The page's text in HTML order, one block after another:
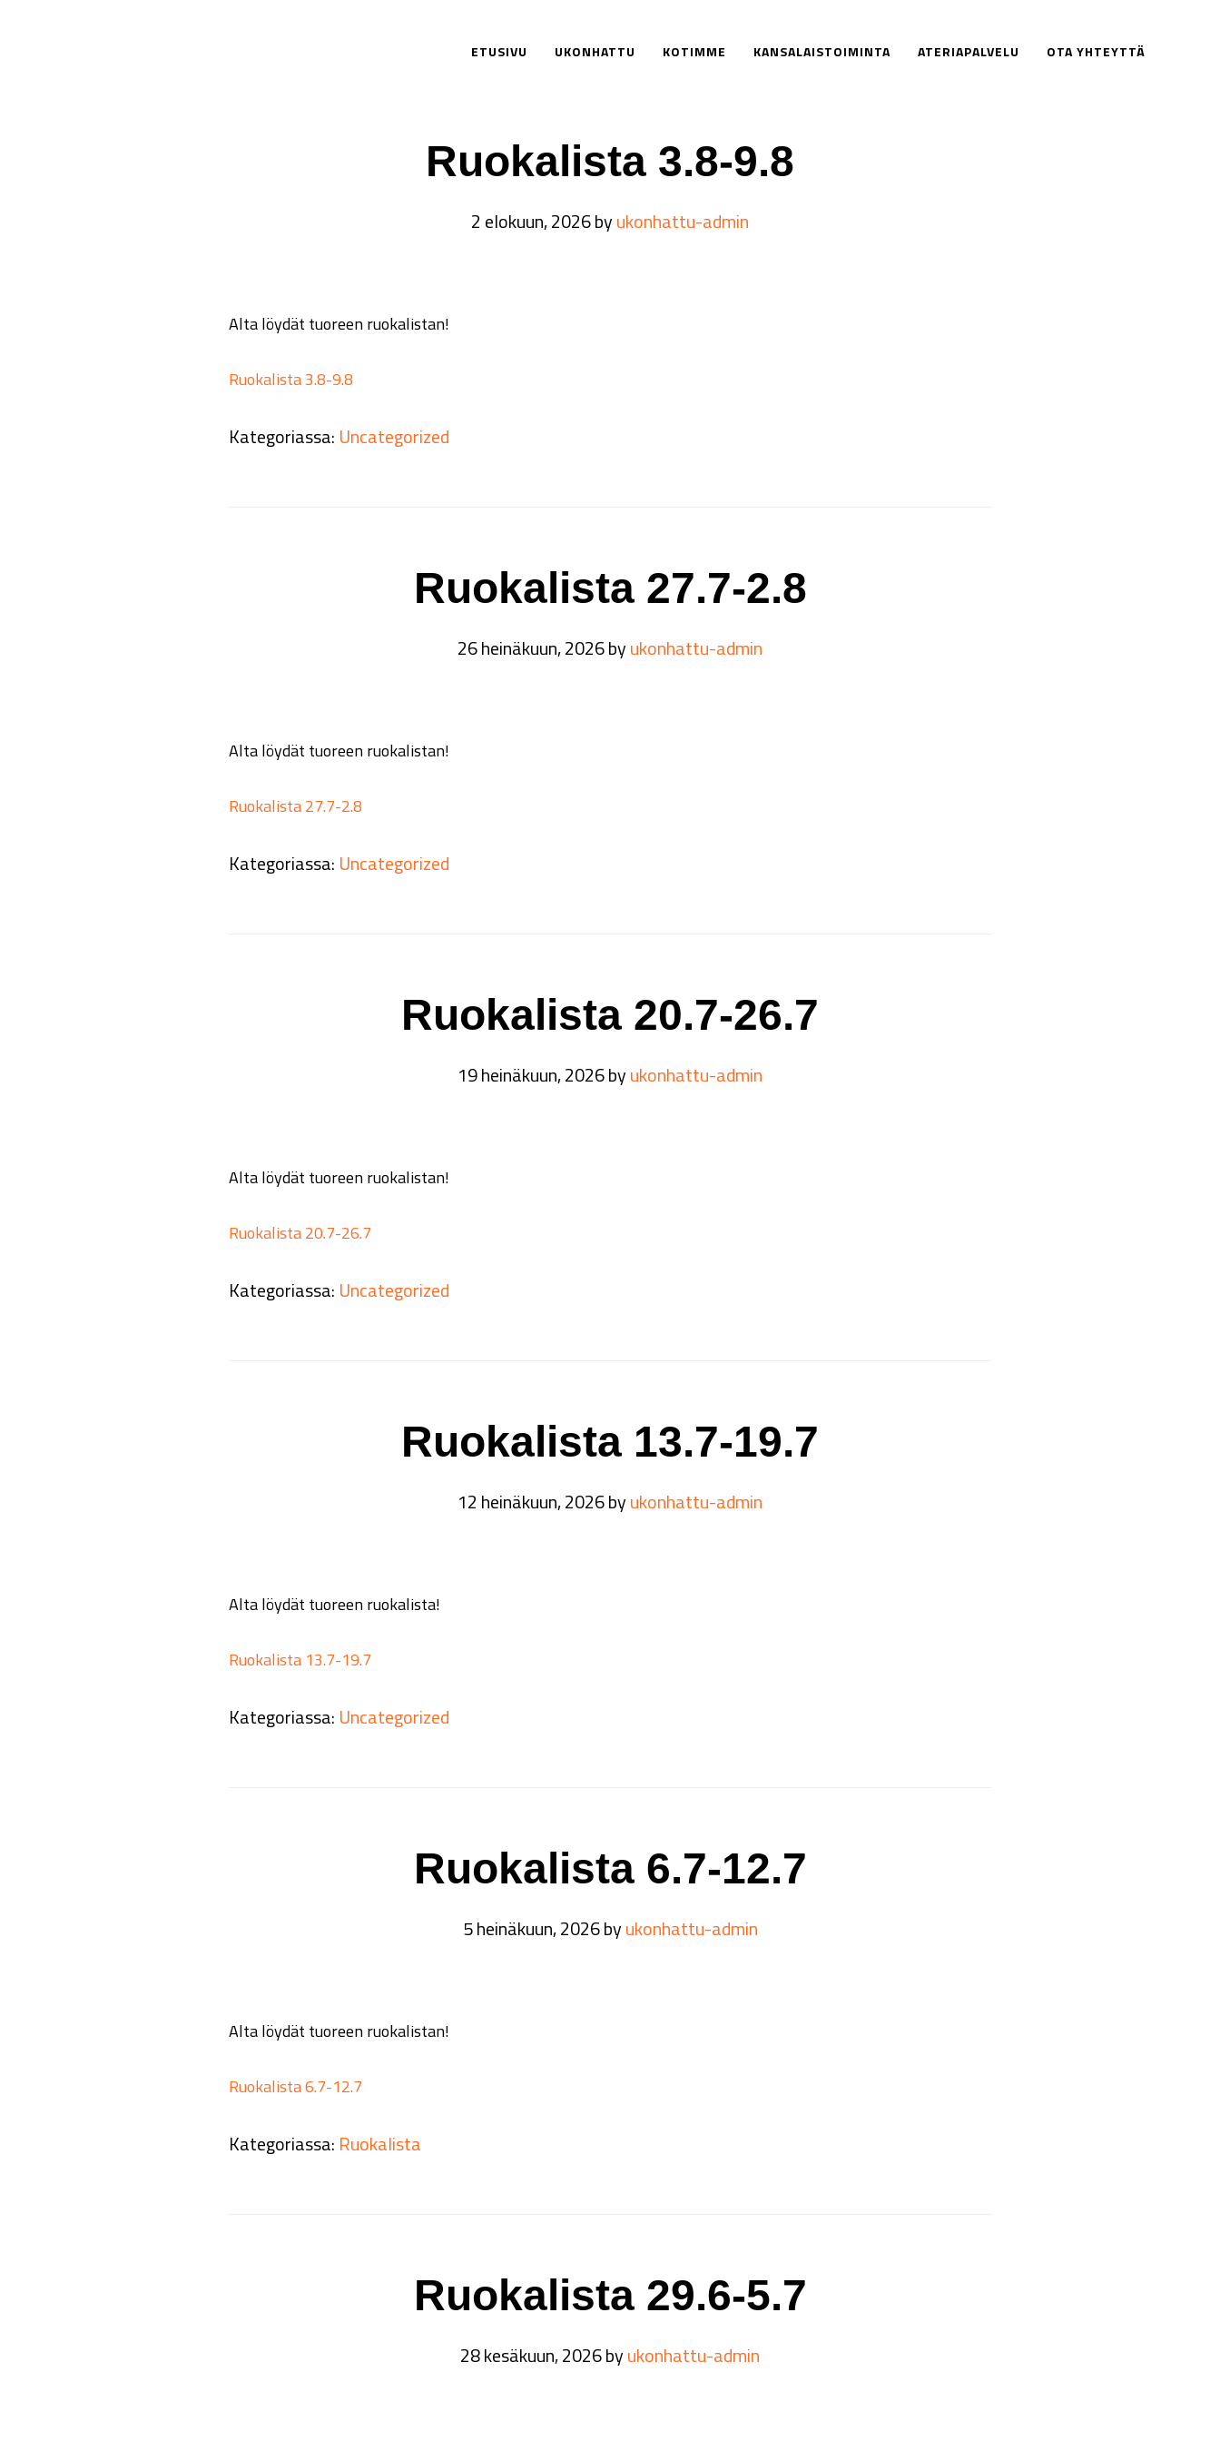
ETUSIVU UKONHATTU KOTIMME KANSALAISTOIMINTA ATERIAPALVELU OTA YHTEYTTÄ
ukonhattu-admin
Ruokalista 3.8-9.8
2 elokuun, 2026byukonhattu-admin
Alta löydät tuoreen ruokalistan!
Ruokalista 3.8-9.8
Kategoriassa: Uncategorized
Ruokalista 27.7-2.8
26 heinäkuun, 2026byukonhattu-admin
Alta löydät tuoreen ruokalistan!
Ruokalista 27.7-2.8
Kategoriassa: Uncategorized
Ruokalista 20.7-26.7
19 heinäkuun, 2026byukonhattu-admin
Alta löydät tuoreen ruokalistan!
Ruokalista 20.7-26.7
Kategoriassa: Uncategorized
Ruokalista 13.7-19.7
12 heinäkuun, 2026byukonhattu-admin
Alta löydät tuoreen ruokalista!
Ruokalista 13.7-19.7
Kategoriassa: Uncategorized
Ruokalista 6.7-12.7
5 heinäkuun, 2026byukonhattu-admin
Alta löydät tuoreen ruokalistan!
Ruokalista 6.7-12.7
Kategoriassa: Ruokalista
Ruokalista 29.6-5.7
28 kesäkuun, 2026byukonhattu-admin